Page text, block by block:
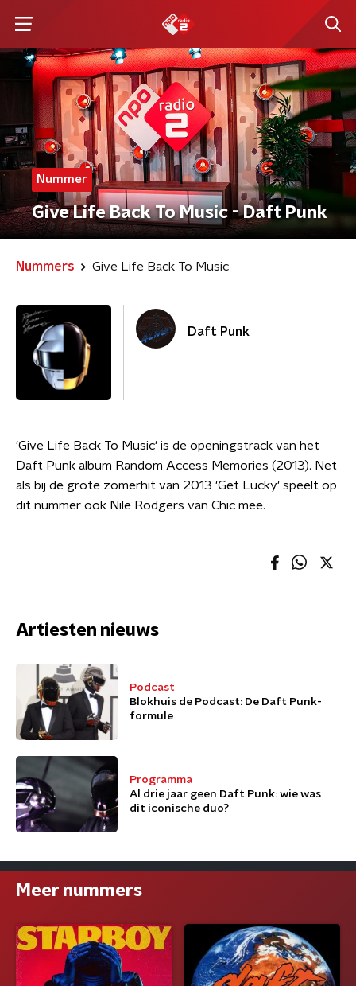
Nummer
Give Life Back To Music - Daft Punk
Nummers Give Life Back To Music
Daft Punk
'Give Life Back To Music' is de openingstrack van het
Daft Punk album Random Access Memories (2013). Net
als bij de grote zomerhit van 2013 'Get Lucky' speelt op
dit nummer ook Nile Rodgers van Chic mee.
Artiesten nieuws
Podcast
Blokhuis de Podcast: De Daft Punk-
formule
Programma
Al drie jaar geen Daft Punk: wie was
dit iconische duo?
Meer nummers